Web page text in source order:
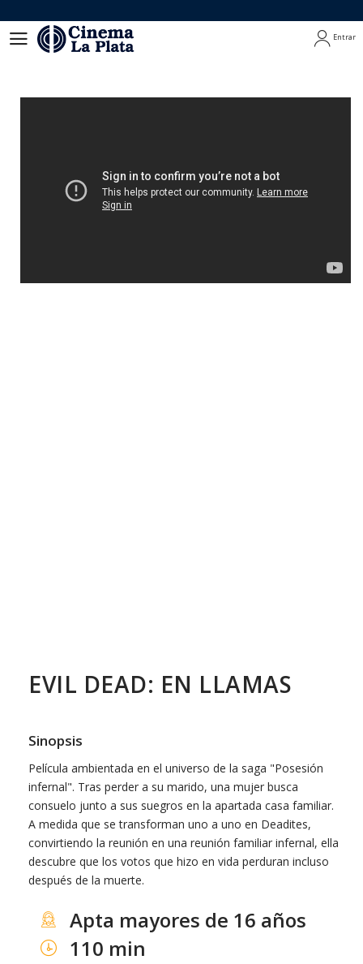
Entrar
EVIL DEAD: EN LLAMAS
Sinopsis
Película ambientada en el universo de la saga "Posesión
infernal". Tras perder a su marido, una mujer busca
consuelo junto a sus suegros en la apartada casa familiar.
A medida que se transforman uno a uno en Deadites,
convirtiendo la reunión en una reunión familiar infernal, ella
descubre que los votos que hizo en vida perduran incluso
después de la muerte.
Apta mayores de 16 años
110 min